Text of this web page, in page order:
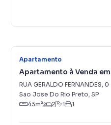
Apartamento
Apartamento à Venda em
RUA GERALDO FERNANDES, 0
Sao Jose Do Rio Preto, SP
43m² 2 1 1